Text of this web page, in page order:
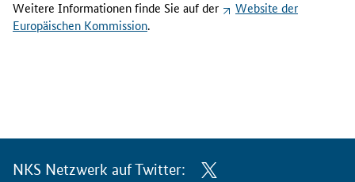
Weitere Informationen finde Sie auf der Website der
Europäischen Kommission.
NKS Netzwerk auf Twitter: